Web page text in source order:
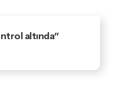
altında”